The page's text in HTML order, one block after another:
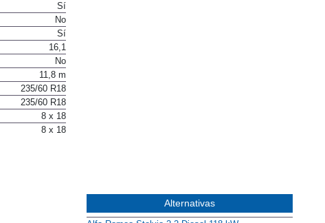
Sí
No
Sí
16,1
No
11,8 m
235/60 R18
235/60 R18
8 x 18
8 x 18
Alternativas